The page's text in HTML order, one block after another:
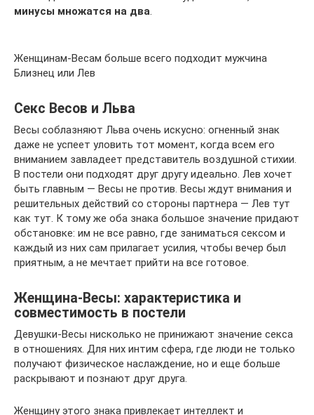
минусы множатся на два.
Женщинам-Весам больше всего подходит мужчина
Близнец или Лев
Секс Весов и Льва
Весы соблазняют Льва очень искусно: огненный знак
даже не успеет уловить тот момент, когда всем его
вниманием завладеет представитель воздушной стихии.
В постели они подходят друг другу идеально. Лев хочет
быть главным — Весы не против. Весы ждут внимания и
решительных действий со стороны партнера — Лев тут
как тут. К тому же оба знака большое значение придают
обстановке: им не все равно, где заниматься сексом и
каждый из них сам прилагает усилия, чтобы вечер был
приятным, а не мечтает прийти на все готовое.
Женщина-Весы: характеристика и
совместимость в постели
Девушки-Весы нисколько не принижают значение секса
в отношениях. Для них интим сфера, где люди не только
получают физическое наслаждение, но и еще больше
раскрывают и познают друг друга.
Женщину этого знака привлекает интеллект и